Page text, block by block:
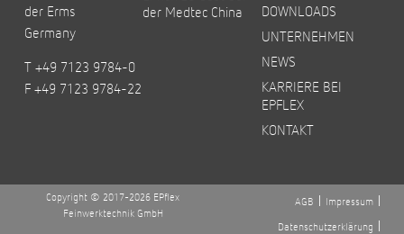
der Erms
Germany
T +49 7123 9784-0
F +49 7123 9784-22
der Medtec China
DOWNLOADS
UNTERNEHMEN
NEWS
KARRIERE BEI
EPFLEX
KONTAKT
Copyright © 2017-2026 EPflex
Feinwerktechnik GmbH
AGB
Impressum
Datenschutzerklärung